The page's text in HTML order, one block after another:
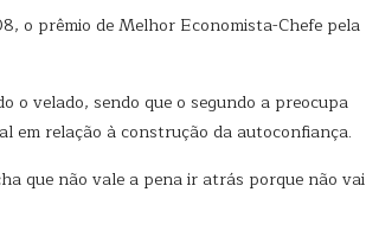
o prêmio de Melhor Economista-Chefe pela
o velado, sendo que o segundo a preocupa
em relação à construção da autoconfiança.
que não vale a pena ir atrás porque não vai